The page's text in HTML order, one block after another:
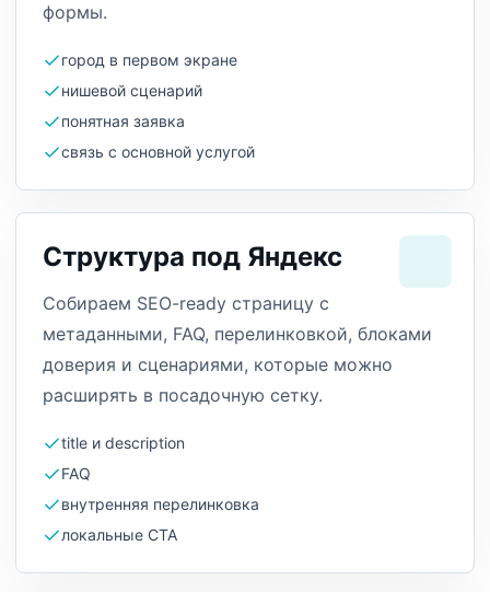
формы.
город в первом экране
нишевой сценарий
понятная заявка
связь с основной услугой
Структура под Яндекс
Собираем SEO-ready страницу с
метаданными, FAQ, перелинковкой, блоками
доверия и сценариями, которые можно
расширять в посадочную сетку.
title и description
FAQ
внутренняя перелинковка
локальные CTA